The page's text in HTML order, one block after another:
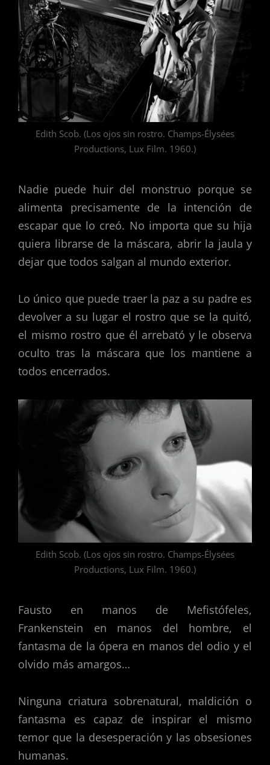
Edith Scob. (Los ojos sin rostro. Champs-Élysées
Productions, Lux Film. 1960.)
Nadie puede huir del monstruo porque se
alimenta precisamente de la intención de
escapar que lo creó. No importa que su hija
quiera librarse de la máscara, abrir la jaula y
dejar que todos salgan al mundo exterior.
Lo único que puede traer la paz a su padre es
devolver a su lugar el rostro que se la quitó,
el mismo rostro que él arrebató y le observa
oculto tras la máscara que los mantiene a
todos encerrados.
Edith Scob. (Los ojos sin rostro. Champs-Élysées
Productions, Lux Film. 1960.)
Fausto en manos de Mefistófeles,
Frankenstein en manos del hombre, el
fantasma de la ópera en manos del odio y el
olvido más amargos…
Ninguna criatura sobrenatural, maldición o
fantasma es capaz de inspirar el mismo
temor que la desesperación y las obsesiones
humanas.